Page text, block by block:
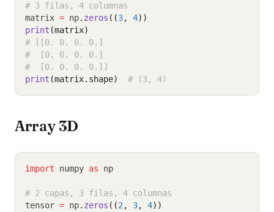
# 3 filas, 4 columnas
matrix = np. zeros ((3, 4))
print (matrix)
# [[0. 0. 0. 0.]
#  [0. 0. 0. 0.]
#  [0. 0. 0. 0.]]
print (matrix.shape) # (3, 4)
Array 3D
import numpy as np
# 2 capas, 3 filas, 4 columnas
tensor = np. zeros ((2 , 3, 4))